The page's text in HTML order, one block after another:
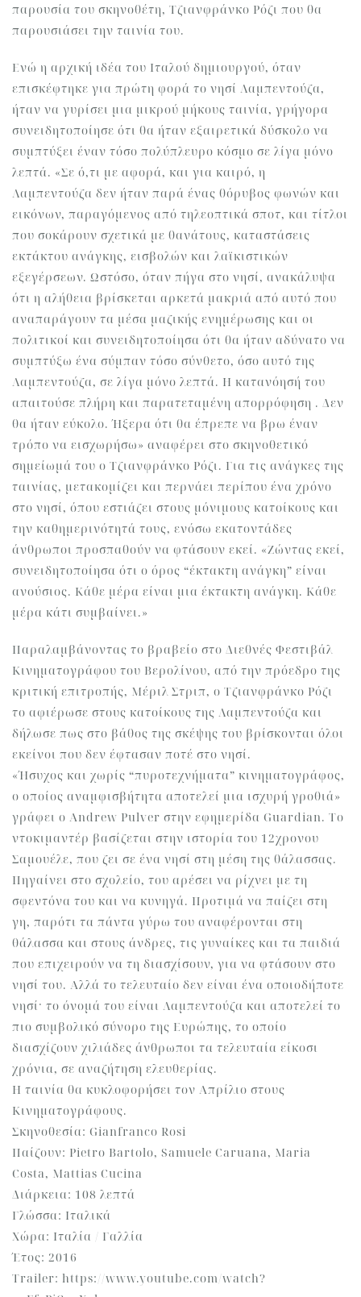
παρουσία του σκηνοθέτη, Τζιανφράνκο Ρόζι που θα
παρουσιάσει την ταινία του.
Ενώ η αρχική ιδέα του Ιταλού δημιουργού, όταν
επισκέφτηκε για πρώτη φορά το νησί Λαμπεντούζα,
ήταν να γυρίσει μια μικρού μήκους ταινία, γρήγορα
συνειδητοποίησε ότι θα ήταν εξαιρετικά δύσκολο να
συμπτύξει έναν τόσο πολύπλευρο κόσμο σε λίγα μόνο
λεπτά. «Σε ό,τι με αφορά, και για καιρό, η
Λαμπεντούζα δεν ήταν παρά ένας θόρυβος φωνών και
εικόνων, παραγόμενος από τηλεοπτικά σποτ, και τίτλοι
που σοκάρουν σχετικά με θανάτους, καταστάσεις
εκτάκτου ανάγκης, εισβολών και λαϊκιστικών
εξεγέρσεων. Ωστόσο, όταν πήγα στο νησί, ανακάλυψα
ότι η αλήθεια βρίσκεται αρκετά μακριά από αυτό που
αναπαράγουν τα μέσα μαζικής ενημέρωσης και οι
πολιτικοί και συνειδητοποίησα ότι θα ήταν αδύνατο να
συμπτύξω ένα σύμπαν τόσο σύνθετο, όσο αυτό της
Λαμπεντούζα, σε λίγα μόνο λεπτά. Η κατανόησή του
απαιτούσε πλήρη και παρατεταμένη απορρόφηση . Δεν
θα ήταν εύκολο. Ήξερα ότι θα έπρεπε να βρω έναν
τρόπο να εισχωρήσω» αναφέρει στο σκηνοθετικό
σημείωμά του ο Τζιανφράνκο Ρόζι. Για τις ανάγκες της
ταινίας, μετακομίζει και περνάει περίπου ένα χρόνο
στο νησί, όπου εστιάζει στους μόνιμους κατοίκους και
την καθημερινότητά τους, ενόσω εκατοντάδες
άνθρωποι προσπαθούν να φτάσουν εκεί. «Ζώντας εκεί,
συνειδητοποίησα ότι ο όρος “έκτακτη ανάγκη” είναι
ανούσιος. Κάθε μέρα είναι μια έκτακτη ανάγκη. Κάθε
μέρα κάτι συμβαίνει.»
Παραλαμβάνοντας το βραβείο στο Διεθνές Φεστιβάλ
Κινηματογράφου του Βερολίνου, από την πρόεδρο της
κριτική επιτροπής, Μέριλ Στριπ, ο Τζιανφράνκο Ρόζι
το αφιέρωσε στους κατοίκους της Λαμπεντούζα και
δήλωσε πως στο βάθος της σκέψης του βρίσκονται όλοι
εκείνοι που δεν έφτασαν ποτέ στο νησί.
«Ήσυχος και χωρίς “πυροτεχνήματα” κινηματογράφος,
ο οποίος αναμφισβήτητα αποτελεί μια ισχυρή γροθιά»
γράφει ο Andrew Pulver στην εφημερίδα Guardian. Το
ντοκιμαντέρ βασίζεται στην ιστορία του 12χρονου
Σαμουέλε, που ζει σε ένα νησί στη μέση της θάλασσας.
Πηγαίνει στο σχολείο, του αρέσει να ρίχνει με τη
σφεντόνα του και να κυνηγά. Προτιμά να παίζει στη
γη, παρότι τα πάντα γύρω του αναφέρονται στη
θάλασσα και στους άνδρες, τις γυναίκες και τα παιδιά
που επιχειρούν να τη διασχίσουν, για να φτάσουν στο
νησί του. Αλλά το τελευταίο δεν είναι ένα οποιοδήποτε
νησί· το όνομά του είναι Λαμπεντούζα και αποτελεί το
πιο συμβολικό σύνορο της Ευρώπης, το οποίο
διασχίζουν χιλιάδες άνθρωποι τα τελευταία είκοσι
χρόνια, σε αναζήτηση ελευθερίας.
Η ταινία θα κυκλοφορήσει τον Απρίλιο στους
Κινηματογράφους.
Σκηνοθεσία: Gianfranco Rosi
Παίζουν: Pietro Bartolo, Samuele Caruana, Maria
Costa, Mattias Cucina
Διάρκεια: 108 λεπτά
Γλώσσα: Ιταλικά
Χώρα: Ιταλία / Γαλλία
Έτος: 2016
Trailer: https://www.youtube.com/watch?